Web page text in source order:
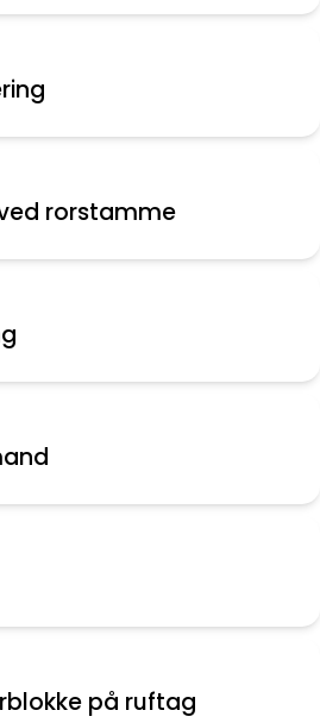
rorstamme
på ruftag